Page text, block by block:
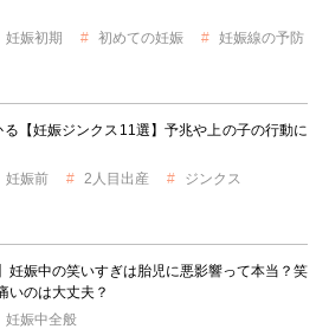
妊娠初期 初めての妊娠
妊娠線の予防
【妊娠ジンクス11選】予兆や上の子の行動に
妊娠前 2人目出産 ジンクス
妊娠中の笑いすぎは胎児に悪影響って本当？笑
いのは大丈夫？
妊娠中全般